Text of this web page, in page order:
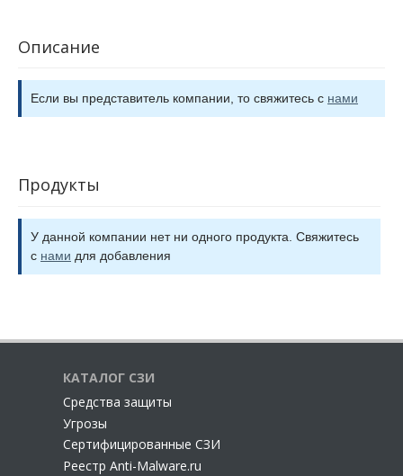
Описание
Если вы представитель компании, то свяжитесь с нами
Продукты
У данной компании нет ни одного продукта. Свяжитесь
с нами для добавления
КАТАЛОГ СЗИ
Cредства защиты
Угрозы
Сертифицированные СЗИ
Реестр Anti-Malware.ru